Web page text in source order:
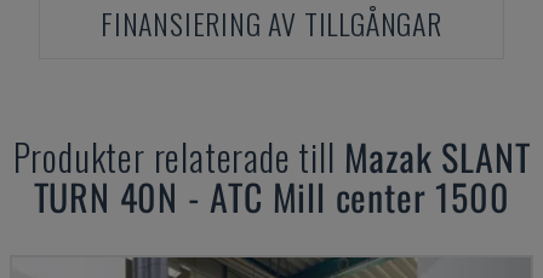
FINANSIERING AV TILLGÅNGAR
Produkter relaterade till Mazak SLANT
TURN 40N - ATC Mill center 1500